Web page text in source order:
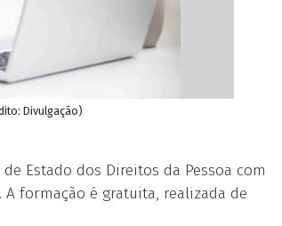
Divulgação)
Estado dos Direitos da Pessoa com
A formação é gratuita, realizada de